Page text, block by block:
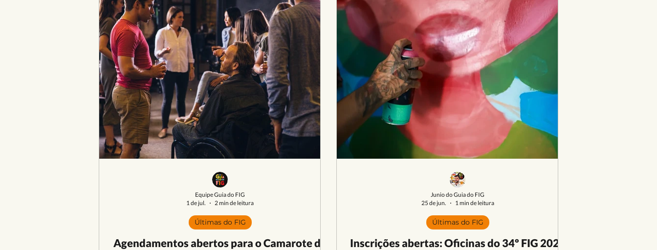
Agendamentos abertos para o Camarote da
Últimas do FIG
Equipe Guia do FIG
1 de jul.
2 min de leitura
Inscrições abertas: Oficinas do 34º FIG 2026
Últimas do FIG
Junio do Guia do FIG
25 de jun.
1 min de leitura